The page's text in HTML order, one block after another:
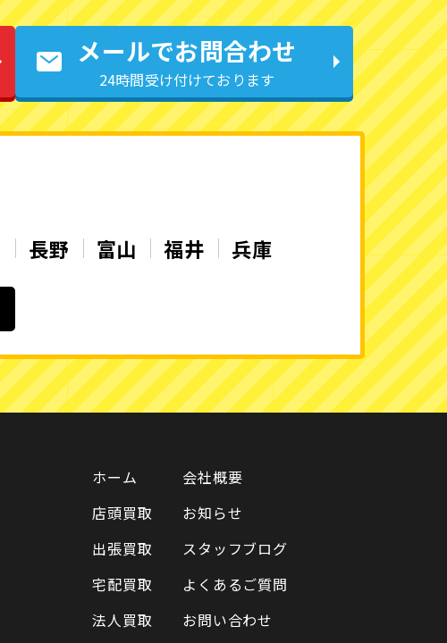
メールでお問合わせ
24時間受け付けております
長野 富山 福井 兵庫
ホーム
店頭買取
出張買取
宅配買取
法人買取
会社概要
お知らせ
スタッフブログ
よくあるご質問
お問い合わせ